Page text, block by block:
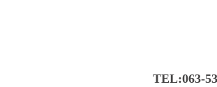
TEL:063-